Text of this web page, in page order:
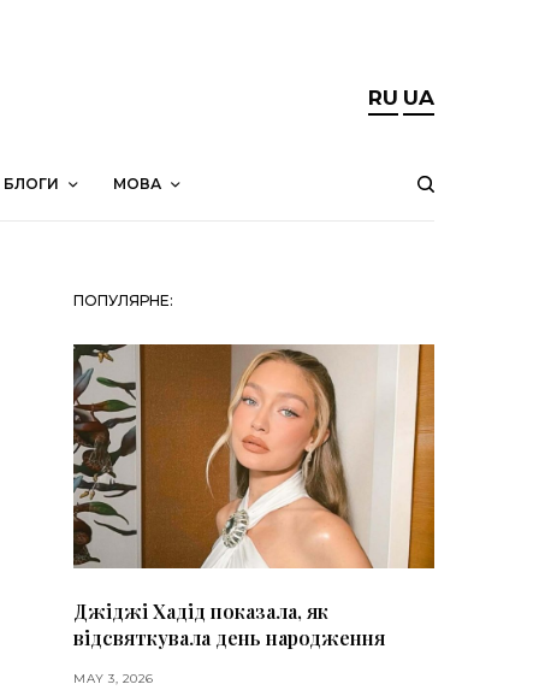
RU UA
БЛОГИ МОВА
ПОПУЛЯРНЕ:
Джіджі Хадід показала, як
відсвяткувала день народження
MAY 3, 2026